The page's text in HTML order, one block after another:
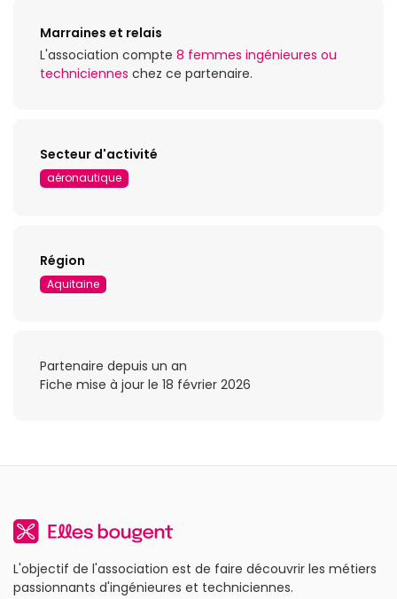
Marraines et relais
L'association compte 8 femmes ingénieures ou
techniciennes chez ce partenaire.
Secteur d'activité
aéronautique
Région
Aquitaine
Partenaire depuis un an
Fiche mise à jour le 18 février 2026
L'objectif de l'association est de faire découvrir les métiers
passionnants d'ingénieures et techniciennes.